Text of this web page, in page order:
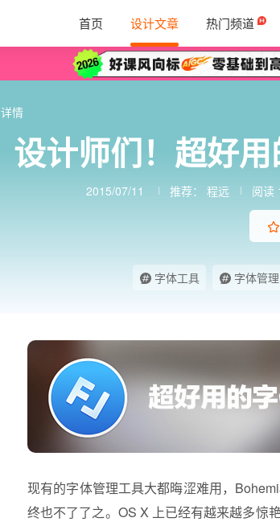
首页 设计文章 热门频道
设计师们！超好
2015/07/11 推荐： 程远 阅读
字体工具 字体管理
详情
现有的字体管理工具大都晦涩难用，
终也不了了之。OS X 上已经有越来越多惊